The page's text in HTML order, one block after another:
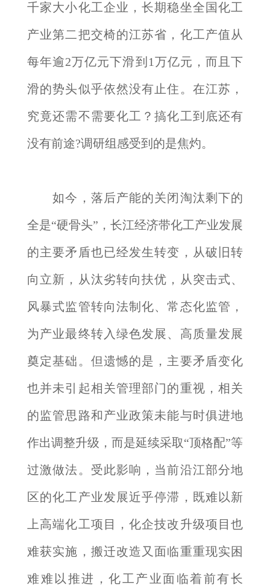
千家大小化工企业，长期稳坐全国化工
产业第二把交椅的江苏省，化工产值从
每年逾2万亿元下滑到1万亿元，而且下
滑的势头似乎依然没有止住。在江苏，
究竟还需不需要化工？搞化工到底还有
没有前途?调研组感受到的是焦灼。
如今，落后产能的关闭淘汰剩下的
全是“硬骨头”，长江经济带化工产业发展
的主要矛盾也已经发生转变，从破旧转
向立新，从汰劣转向扶优，从突击式、
风暴式监管转向法制化、常态化监管，
为产业最终转入绿色发展、高质量发展
奠定基础。但遗憾的是，主要矛盾变化
也并未引起相关管理部门的重视，相关
的监管思路和产业政策未能与时俱进地
作出调整升级，而是延续采取“顶格配”等
过激做法。受此影响，当前沿江部分地
区的化工产业发展近乎停滞，既难以新
上高端化工项目，化企技改升级项目也
难获实施，搬迁改造又面临重重现实困
难难以推进，化工产业面临着前有长